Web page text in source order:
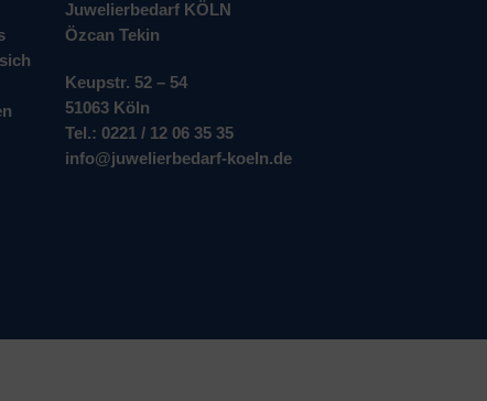
Juwelierbedarf KÖLN
Özcan Tekin
Keupstr. 52 – 54
51063 Köln
Tel.: 0221 / 12 06 35 35
info@juwelierbedarf-koeln.de